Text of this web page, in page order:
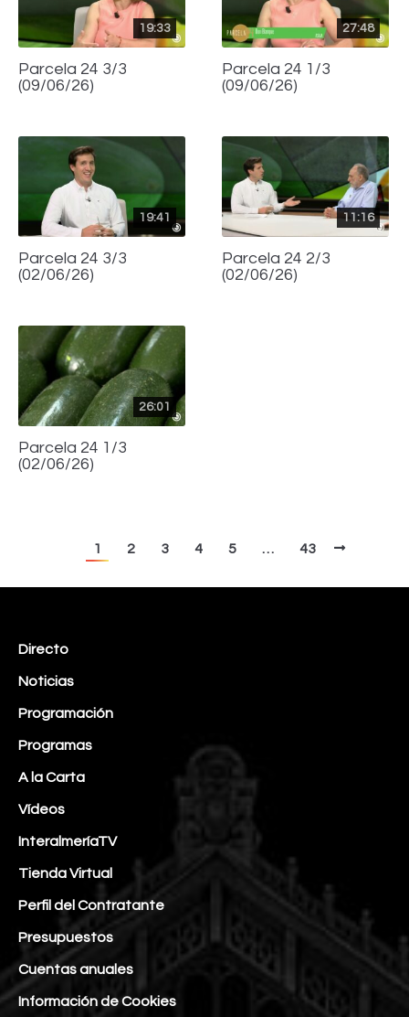
19:33
Parcela 24 3/3
(09/06/26)
27:48
Parcela 24 1/3
(09/06/26)
19:41
Parcela 24 3/3
(02/06/26)
11:16
Parcela 24 2/3
(02/06/26)
26:01
Parcela 24 1/3
(02/06/26)
1 2 3 4 5 … 43
Directo
Noticias
Programación
Programas
A la Carta
Vídeos
InteralmeríaTV
Tienda Virtual
Perfil del Contratante
Presupuestos
Cuentas anuales
Información de Cookies